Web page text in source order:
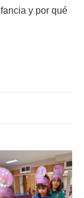
y por qué